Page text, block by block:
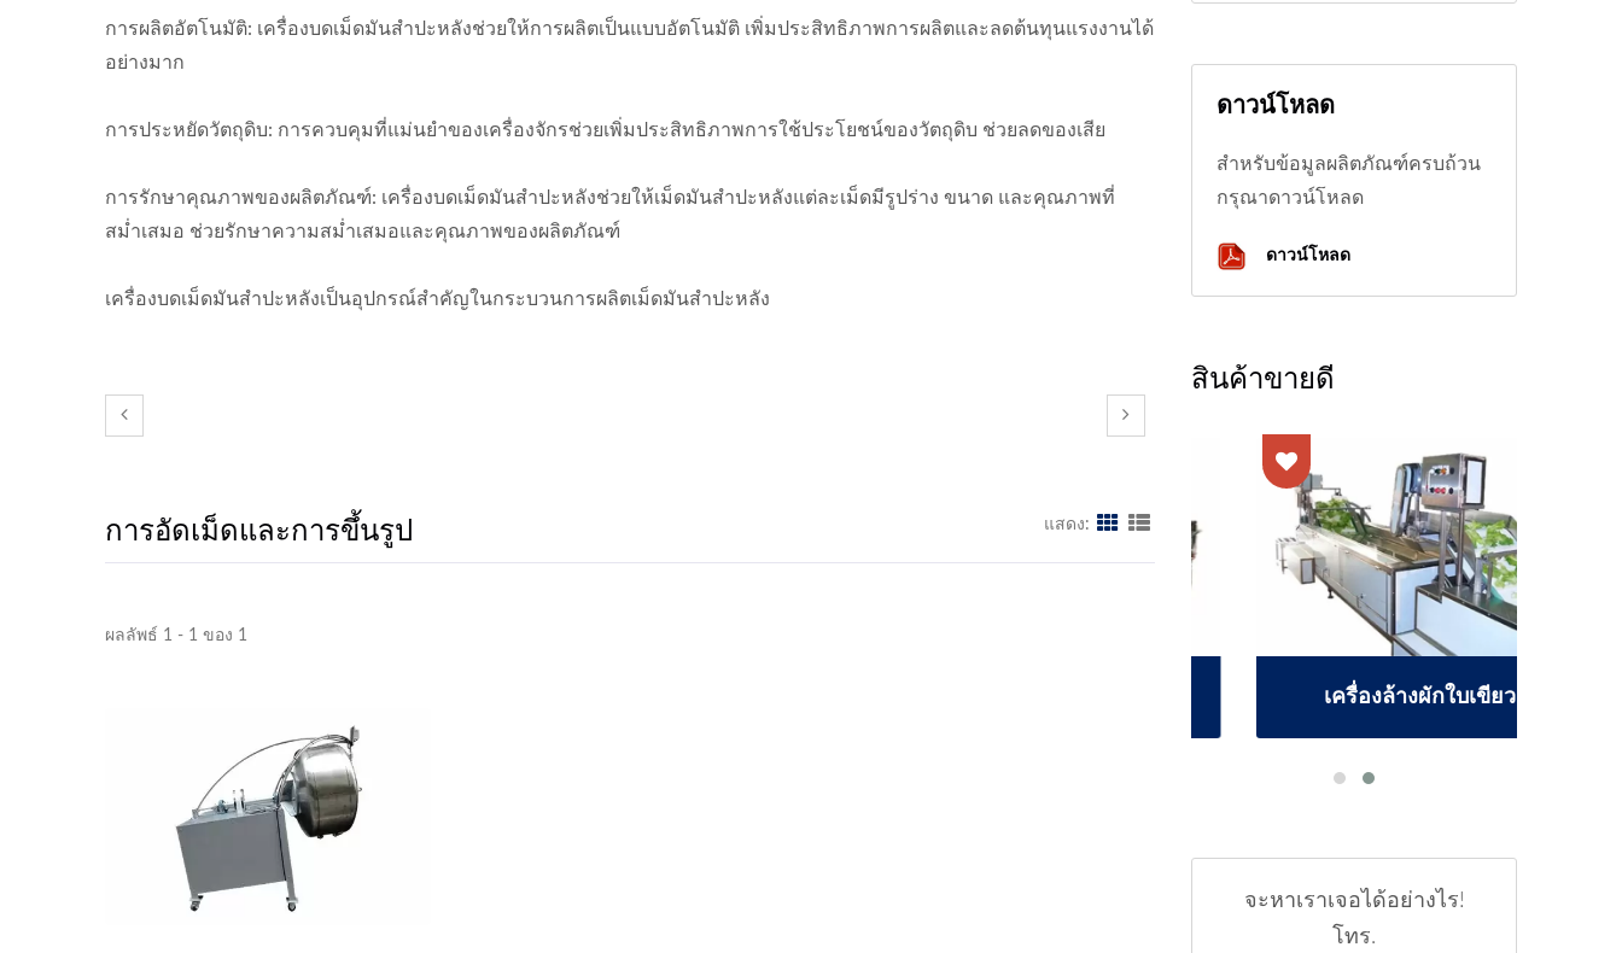
การผลิตอัตโนมัติ: เครื่องบดเม็ดมันสำปะหลังช่วยให้การผลิตเป็นแบบอัตโนมัติ เพิ่มประสิทธิภาพการผลิตและลดต้นทุนแรงงานได้
อย่างมาก
การประหยัดวัตถุดิบ: การควบคุมที่แม่นยำของเครื่องจักรช่วยเพิ่มประสิทธิภาพการใช้ประโยชน์ของวัตถุดิบ ช่วยลดของเสีย
การรักษาคุณภาพของผลิตภัณฑ์: เครื่องบดเม็ดมันสำปะหลังช่วยให้เม็ดมันสำปะหลังแต่ละเม็ดมีรูปร่าง ขนาด และคุณภาพที่
สม่ำเสมอ ช่วยรักษาความสม่ำเสมอและคุณภาพของผลิตภัณฑ์
เครื่องบดเม็ดมันสำปะหลังเป็นอุปกรณ์สำคัญในกระบวนการผลิตเม็ดมันสำปะหลัง
การอัดเม็ดและการขึ้นรูป แสดง:
ผลลัพธ์ 1 - 1 ของ 1
ดาวน์โหลด
สำหรับข้อมูลผลิตภัณฑ์ครบถ้วน
กรุณาดาวน์โหลด
ดาวน์โหลด
สินค้าขายดี
เครื่องล้างผักใบเขียว
จะหาเราเจอได้อย่างไร!
โทร.